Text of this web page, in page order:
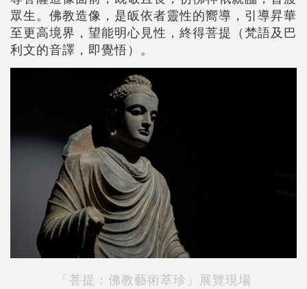
眾生。佛教造像，是皈依者靈性的嚮導，引導昇華
至更高境界，望能明心見性，終得菩提（梵語及巴
利文的音譯，即覺悟）。
「菩提：佛教藝術萃珍」展覽現場